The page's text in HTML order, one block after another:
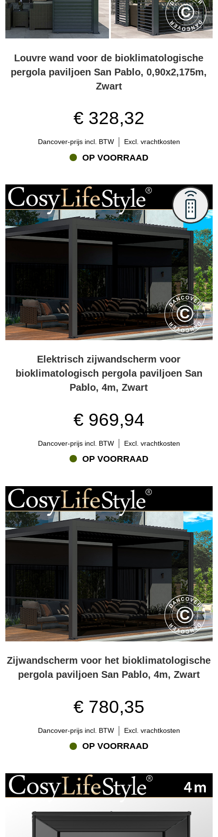
Louvre wand voor de bioklimatologische
pergola paviljoen San Pablo, 0,90x2,175m,
Zwart
€ 328,32
Dancover-prijs incl. BTW Excl. vrachtkosten
OP VOORRAAD
Elektrisch zijwandscherm voor
bioklimatologisch pergola paviljoen San
Pablo, 4m, Zwart
€ 969,94
Dancover-prijs incl. BTW Excl. vrachtkosten
OP VOORRAAD
Zijwandscherm voor het bioklimatologische
pergola paviljoen San Pablo, 4m, Zwart
€ 780,35
Dancover-prijs incl. BTW Excl. vrachtkosten
OP VOORRAAD